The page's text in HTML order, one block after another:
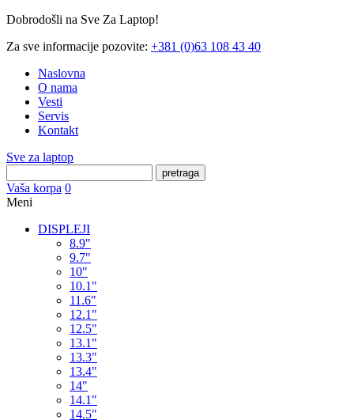
Dobrodošli na Sve Za Laptop!
Za sve informacije pozovite: +381 (0)63 108 43 40
Naslovna
O nama
Vesti
Servis
Kontakt
Sve za laptop
pretraga
Vaša korpa 0
Meni
DISPLEJI
8.9"
9.7"
10"
10.1"
11.6"
12.1"
12.5"
13.1"
13.3"
13.4"
14"
14.1"
14.5"